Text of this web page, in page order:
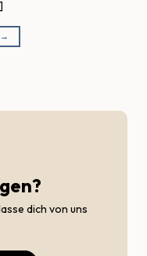
→
dich von uns